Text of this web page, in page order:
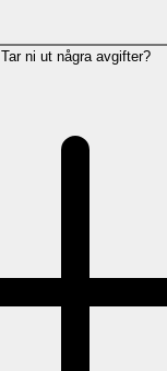
Tar ni ut några avgifter?